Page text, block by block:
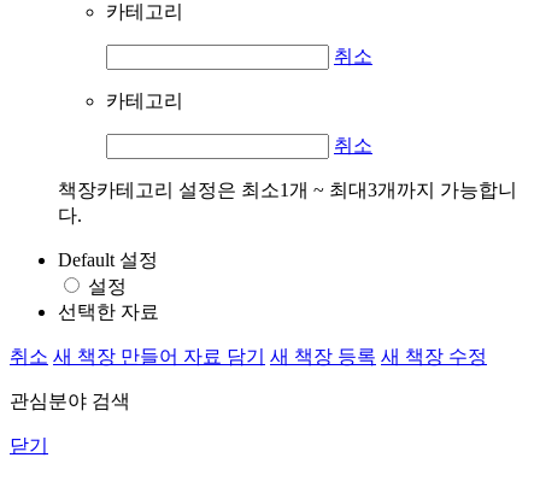
카테고리
취소
카테고리
취소
책장카테고리 설정은 최소1개 ~ 최대3개까지 가능합니
다.
Default 설정
설정
선택한 자료
취소 새 책장 만들어 자료 담기 새 책장 등록 새 책장 수정
관심분야 검색
닫기